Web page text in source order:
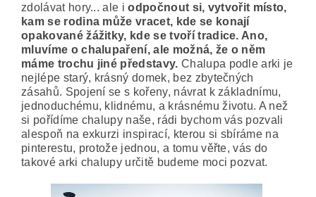
zdolávat hory... ale iodpočnout si, vytvořit místo,
kam se rodina může vracet, kde se konají
opakované žážitky, kde se tvoří tradice. Ano,
mluvíme o chalupaření, ale možná, že o něm
máme trochu jiné představy. Chalupa podle arki je
nejlépe starý, krásný domek, bez zbytečných
zásahů. Spojení se s kořeny, návrat k základnímu,
jednoduchému, klidnému, a krásnému životu. A než
si pořídíme chalupy naše, rádi bychom vás pozvali
alespoň na exkurzi inspirací, kterou si sbíráme na
pinterestu, protože jednou, a tomu věřte, vás do
takové arki chalupy určitě budeme moci pozvat.